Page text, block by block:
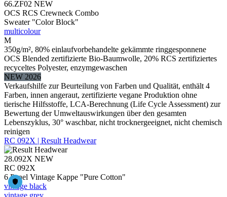
66.ZF02 NEW
OCS RCS Crewneck Combo
Sweater "Color Block"
multicolour
M
350g/m², 80% einlaufvorbehandelte gekämmte ringgesponnene
OCS Blended zertifizierte Bio-Baumwolle, 20% RCS zertifiziertes
recyceltes Polyester, enzymgewaschen
NEW 2026
Verkaufshilfe zur Beurteilung von Farben und Qualität, enthält 4
Farben, innen angeraut, zertifizierte vegane Produktion ohne
tierische Hilfsstoffe, LCA-Berechnung (Life Cycle Assessment) zur
Bewertung der Umweltauswirkungen über den gesamten
Lebenszyklus, 30° waschbar, nicht trocknergeeignet, nicht chemisch
reinigen
RC 092X | Result Headwear
28.092X NEW
RC 092X
6 Panel Vintage Kappe "Pure Cotton"
vintage black
vintage grey